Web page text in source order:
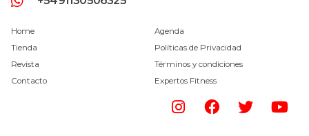
Home
Tienda
Revista
Contacto
Agenda
Políticas de Privacidad
Términos y condiciones
Expertos Fitness